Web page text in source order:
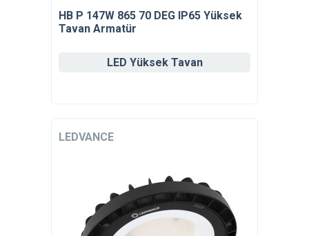
HB P 147W 865 70 DEG IP65 Yüksek
Tavan Armatür
LED Yüksek Tavan
LEDVANCE